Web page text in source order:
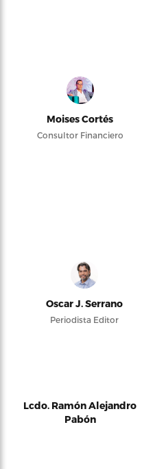
Moises Cortés
Consultor Financiero
Oscar J. Serrano
Periodista Editor
Lcdo. Ramón Alejandro
Pabón